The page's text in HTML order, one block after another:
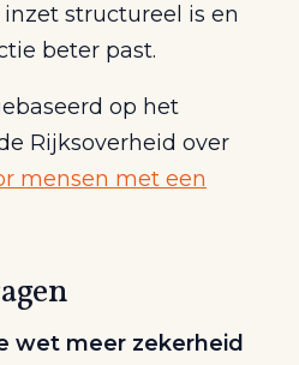
structureel is en
beter past.
op het
Rijksoverheid over
mensen met een
wet meer zekerheid